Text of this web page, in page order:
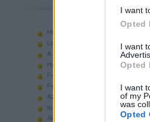
I want
Opted
I want
Opted
I want
of my
was
Opted
Hiányzó elemek beszerzése
Legoland Németország 2010
A kastélyok képes története
Használt legót piacról
Feltörjük a legó ugart
Fehérítsd ki!
Az Indiana Jones készletek
apró. hirdetés.
Akciók, újdonságok a polcon,